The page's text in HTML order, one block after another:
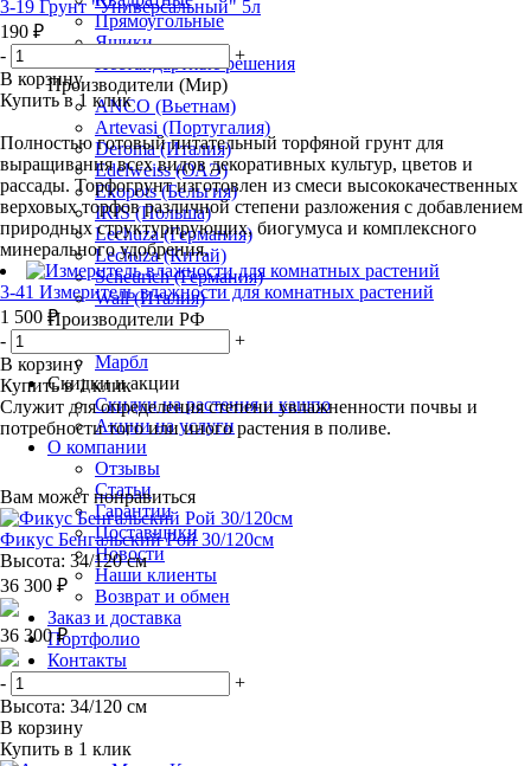
Прямоугольные
Ящики
Нестандартные решения
Производители (Мир)
ANCO (Вьетнам)
Artevasi (Португалия)
Deroma (Италия)
Edelweiss (ОАЭ)
Ekopots (Бельгия)
IRIS (Польша)
Lechuza (Германия)
Lechuza (Китай)
Scheurich (Германия)
Wall (Италия)
Производители РФ
Марбл
Скидки и акции
Скидки на растения и кашпо
Акции на услуги
О компании
Отзывы
Статьи
Гарантии
Поставщики
Новости
Наши клиенты
Возврат и обмен
Заказ и доставка
Портфолио
Контакты
3-19 Грунт "Универсальный" 5л
190 ₽
-
+
В корзину
Купить в 1 клик
Полностью готовый питательный торфяной грунт для
выращивания всех видов декоративных культур, цветов и
рассады. Торфогрунт изготовлен из смеси высококачественных
верховых торфов различной степени разложения с добавлением
природных структурирующих, биогумуса и комплексного
минерального удобрения.
3-41 Измеритель влажности для комнатных растений
1 500 ₽
-
+
В корзину
Купить в 1 клик
Служит для определения степени увлажненности почвы и
потребности того или иного растения в поливе.
Вам может понравиться
Фикус Бенгальский Рой 30/120см
Высота: 34/120 см
36 300 ₽
36 300 ₽
-
+
Высота: 34/120 см
В корзину
Купить в 1 клик